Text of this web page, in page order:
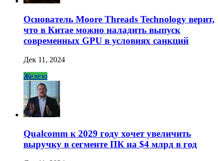
Основатель Moore Threads Technology верит,
что в Китае можно наладить выпуск
современных GPU в условиях санкций
Дек 11, 2024
Железо
Qualcomm к 2029 году хочет увеличить
выручку в сегменте ПК на $4 млрд в год